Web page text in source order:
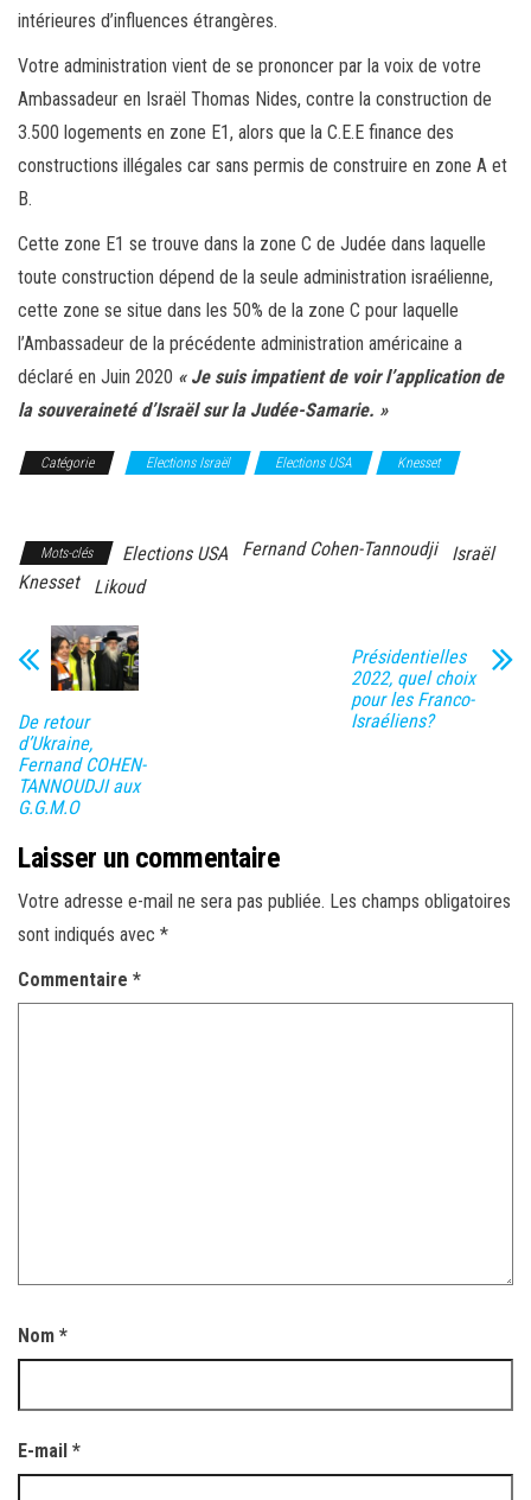
intérieures d’influences étrangères.
Votre administration vient de se prononcer par la voix de votre
Ambassadeur en Israël Thomas Nides, contre la construction de
3.500 logements en zone E1, alors que la C.E.E finance des
constructions illégales car sans permis de construire en zone A et
B.
Cette zone E1 se trouve dans la zone C de Judée dans laquelle
toute construction dépend de la seule administration israélienne,
cette zone se situe dans les 50% de la zone C pour laquelle
l’Ambassadeur de la précédente administration américaine a
déclaré en Juin 2020 « Je suis impatient de voir l’application de
la souveraineté d’Israël sur la Judée-Samarie. »
Catégorie Elections Israël Elections USA
Knesset
Mots-clés Elections USA Fernand Cohen-Tannoudji
Israël
Knesset
Likoud
De retour
d’Ukraine,
Fernand COHEN-
TANNOUDJI aux
G.G.M.O
Présidentielles
2022, quel choix
pour les Franco-
Israéliens?
Laisser un commentaire
Votre adresse e-mail ne sera pas publiée. Les champs obligatoires
sont indiqués avec *
Commentaire *
Nom *
E-mail *